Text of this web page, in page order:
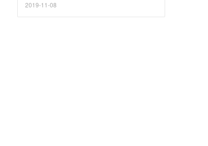
2019-11-08